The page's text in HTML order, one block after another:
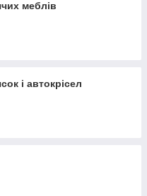
меблів
і автокрісел